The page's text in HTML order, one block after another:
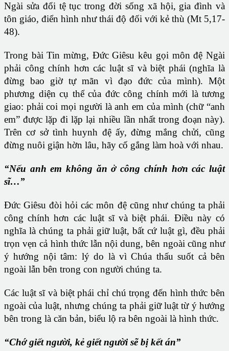
Ngài sửa đổi tệ tục trong đời sống xã hội, gia đình và
tôn giáo, điển hình như thái độ đối với kẻ thù (Mt 5,17-
48).
Trong bài Tin mừng, Đức Giêsu kêu gọi môn đệ Ngài
phải công chính hơn các luật sĩ và biệt phái (nghĩa là
đừng bao giờ tự mãn vì đạo đức của mình). Một
phương diện cụ thể của đức công chính mới là tương
giao: phải coi mọi người là anh em của mình (chữ “anh
em” được lặp đi lặp lại nhiều lần nhất trong đoạn này).
Trên cơ sở tình huynh đệ ấy, đừng mắng chửi, cũng
đừng nuôi giận hờn lâu, hãy cố gắng làm hoà với nhau.
“Nếu anh em không ăn ở công chính hơn các luật
sĩ…”
Đức Giêsu đòi hỏi các môn đệ cũng như chúng ta phải
công chính hơn các luật sĩ và biệt phái. Điều này có
nghĩa là chúng ta phải giữ luật, bất cứ luật gì, đều phải
trọn vẹn cả hình thức lẫn nội dung, bên ngoài cũng như
ý hướng nội tâm: lý do là vì Chúa thấu suốt cả bên
ngoài lẫn bên trong con người chúng ta.
Các luật sĩ và biệt phái chỉ chú trọng đến hình thức bên
ngoài của luật, nhưng chúng ta phải giữ luật từ ý hướng
bên trong là căn bản, biểu lộ ra bên ngoài là hình thức.
“Chớ giết người, kẻ giết người sẽ bị kết án”